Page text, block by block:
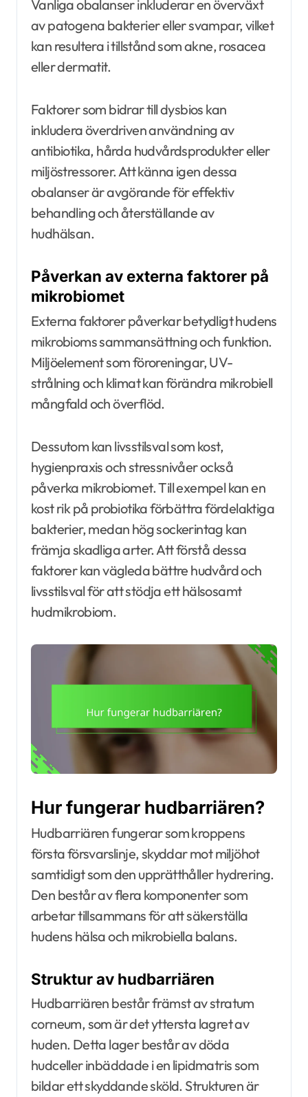
Vanliga obalanser inkluderar en överväxt
av patogena bakterier eller svampar, vilket
kan resultera i tillstånd som akne, rosacea
eller dermatit.
Faktorer som bidrar till dysbios kan
inkludera överdriven användning av
antibiotika, hårda hudvårdsprodukter eller
miljöstressorer. Att känna igen dessa
obalanser är avgörande för effektiv
behandling och återställande av
hudhälsan.
Påverkan av externa faktorer på
mikrobiomet
Externa faktorer påverkar betydligt hudens
mikrobioms sammansättning och funktion.
Miljöelement som föroreningar, UV-
strålning och klimat kan förändra mikrobiell
mångfald och överflöd.
Dessutom kan livsstilsval som kost,
hygienpraxis och stressnivåer också
påverka mikrobiomet. Till exempel kan en
kost rik på probiotika förbättra fördelaktiga
bakterier, medan hög sockerintag kan
främja skadliga arter. Att förstå dessa
faktorer kan vägleda bättre hudvård och
livsstilsval för att stödja ett hälsosamt
hudmikrobiom.
Hur fungerar hudbarriären?
Hudbarriären fungerar som kroppens
första försvarslinje, skyddar mot miljöhot
samtidigt som den upprätthåller hydrering.
Den består av flera komponenter som
arbetar tillsammans för att säkerställa
hudens hälsa och mikrobiella balans.
Struktur av hudbarriären
Hudbarriären består främst av stratum
corneum, som är det yttersta lagret av
huden. Detta lager består av döda
hudceller inbäddade i en lipidmatris som
bildar ett skyddande sköld. Strukturen är